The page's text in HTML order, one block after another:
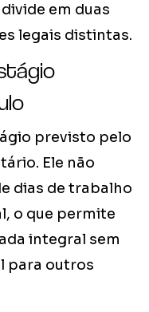
em duas
legais distintas.
previsto pelo
Ele não
dias de trabalho
o que permite
integral sem
para outros